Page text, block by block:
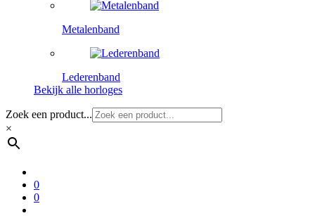
Metalenband
Lederenband
Bekijk alle horloges
Zoek een product...
×
0
0